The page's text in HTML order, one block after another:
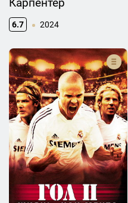
6.7 2024